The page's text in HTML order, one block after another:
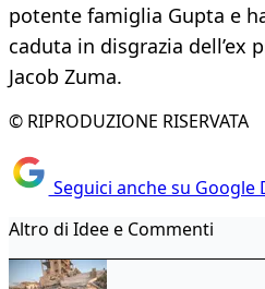
potente famiglia Gupta e
caduta in disgrazia dell’ex
Jacob Zuma.
© RIPRODUZIONE RISERVATA
Seguici anche su Google
Altro di Idee e Commenti